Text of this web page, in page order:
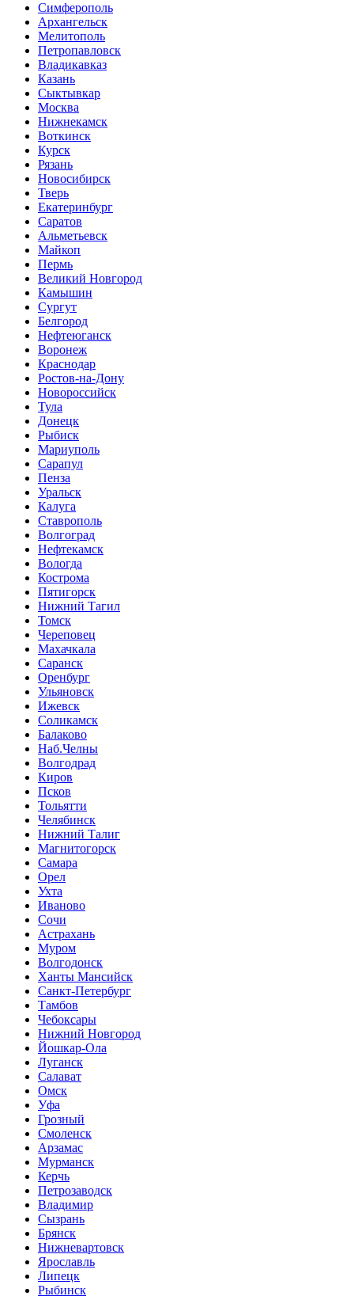
Симферополь
Архангельск
Мелитополь
Петропавловск
Владикавказ
Казань
Сыктывкар
Москва
Нижнекамск
Воткинск
Курск
Рязань
Новосибирск
Тверь
Екатеринбург
Саратов
Альметьевск
Майкоп
Пермь
Великий Новгород
Камышин
Сургут
Белгород
Нефтеюганск
Воронеж
Краснодар
Ростов-на-Дону
Новороссийск
Тула
Донецк
Рыбиск
Мариуполь
Сарапул
Пенза
Уральск
Калуга
Ставрополь
Волгоград
Нефтекамск
Вологда
Кострома
Пятигорск
Нижний Тагил
Томск
Череповец
Махачкала
Саранск
Оренбург
Ульяновск
Ижевск
Соликамск
Балаково
Наб.Челны
Волгодрад
Киров
Псков
Тольятти
Челябинск
Нижний Талиг
Магнитогорск
Самара
Орел
Ухта
Иваново
Сочи
Астрахань
Муром
Волгодонск
Ханты Мансийск
Санкт-Петербург
Тамбов
Чебоксары
Нижний Новгород
Йошкар-Ола
Луганск
Салават
Омск
Уфа
Грозный
Смоленск
Арзамас
Мурманск
Керчь
Петрозаводск
Владимир
Сызрань
Брянск
Нижневартовск
Ярославль
Липецк
Рыбинск